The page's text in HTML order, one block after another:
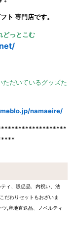
ト 専門店です。
どっとこむ
ただいているグッズた
namaeire/
ィ、販促品、内祝い、法
だわりセットもおざいま
,産地直送品、ノベルティ